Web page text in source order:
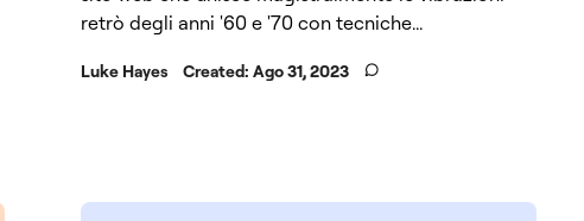
retrò degli anni '60 e '70 con tecniche...
Luke Hayes Created: Ago 31, 2023